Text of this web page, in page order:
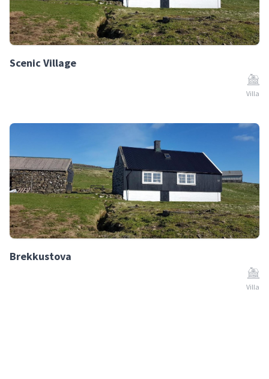
Scenic Village
Villa
Brekkustova
Villa